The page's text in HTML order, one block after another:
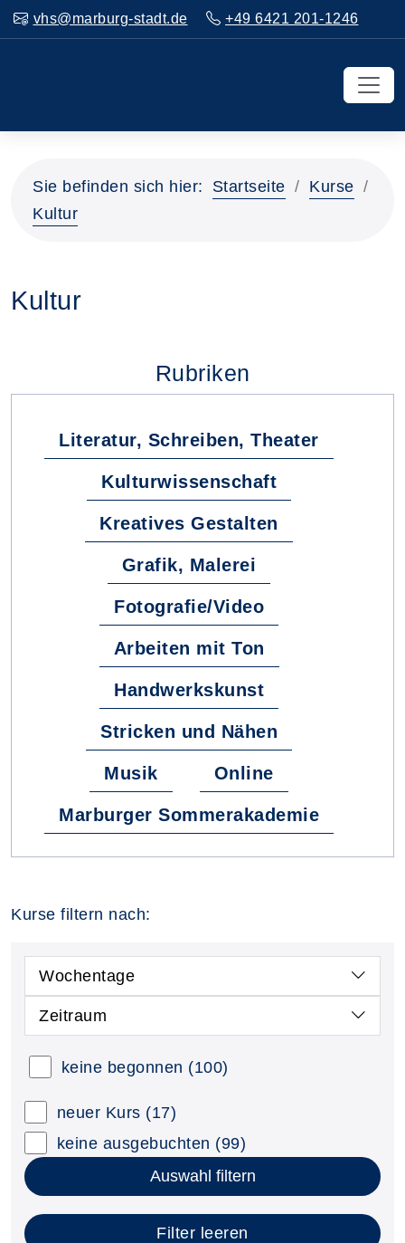
vhs@marburg-stadt.de +49 6421 201-1246
Sie befinden sich hier: Startseite
Kurse
Kultur
Kultur
Rubriken
Literatur, Schreiben, Theater
Kulturwissenschaft
Kreatives Gestalten
Grafik, Malerei
Fotografie/Video
Arbeiten mit Ton
Handwerkskunst
Stricken und Nähen
Musik Online
Marburger Sommerakademie
Kurse filtern nach:
Wochentage
Zeitraum
keine begonnen (100)
neuer Kurs (17)
keine ausgebuchten (99)
Auswahl filtern
Filter leeren